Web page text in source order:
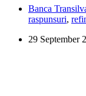
timp
ar
Banca
raspunsuri,
29 September